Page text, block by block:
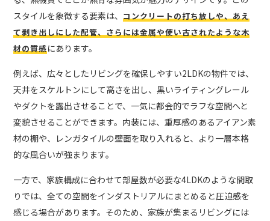
スタイルを象徴する要素は、 コンクリートの打ち放しや、あえ
て剥き出しにした配管、さらには金属や使い古されたような木
材の質感にあります。
例えば、広々としたリビングを確保しやすい2LDKの物件では、
天井をスケルトンにして高さを出し、黒いライティングレール
やダクトを露出させることで、一気に都会的でラフな空間へと
変貌させることができます。内装には、重厚感のあるアイアン素
材の棚や、レンガタイルの壁面を取り入れると、より一層本格
的な風合いが強まります。
一方で、家族構成に合わせて部屋数が必要な4LDKのような間取
りでは、全ての空間をインダストリアルにまとめると圧迫感を
感じる場合があります。そのため、家族が集まるリビングには